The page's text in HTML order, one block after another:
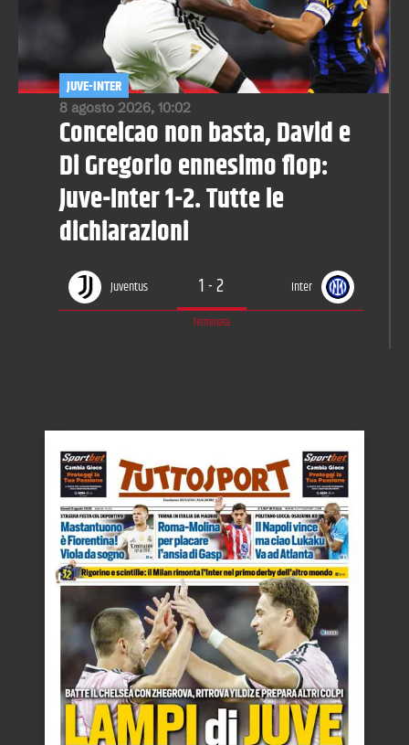
8 agosto 2026, 10:02
JUVE-INTER
Conceicao non basta, David e
Di Gregorio ennesimo flop:
Juve-Inter 1-2. Tutte le
dichiarazioni
Juventus 1-2 Inter
Terminata